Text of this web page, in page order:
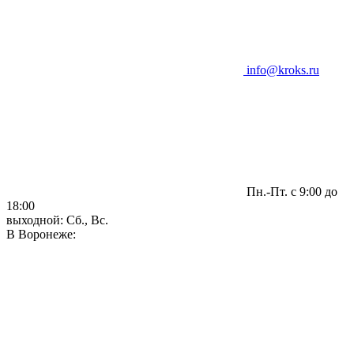
info@kroks.ru
Пн.-Пт. с 9:00 до
18:00
выходной: Сб., Вс.
В Воронеже: